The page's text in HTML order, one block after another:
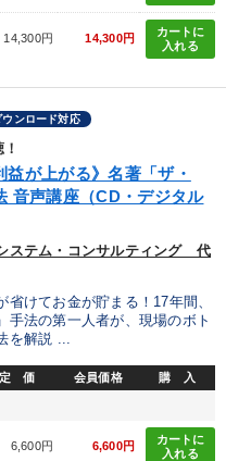
14,300円 14,300円
カートに
入れる
ウンロード対応
益が上がる》名著「ザ・
音声講座（CD・デジタル
ステム・コンサルティング 代
けてお金が貯まる！17年間、
手法の第一人者が、現場のボト
を解説 ...
定 価 会員価格 購 入
6,600円 6,600円
カートに
入れる